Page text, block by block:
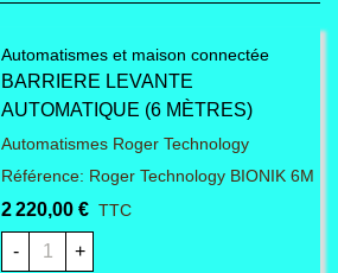
Automatismes et maison connectée
BARRIERE LEVANTE
AUTOMATIQUE (6 MÈTRES)
Automatismes Roger Technology
Référence: Roger Technology BIONIK 6M
2 220,00 € TTC
- +